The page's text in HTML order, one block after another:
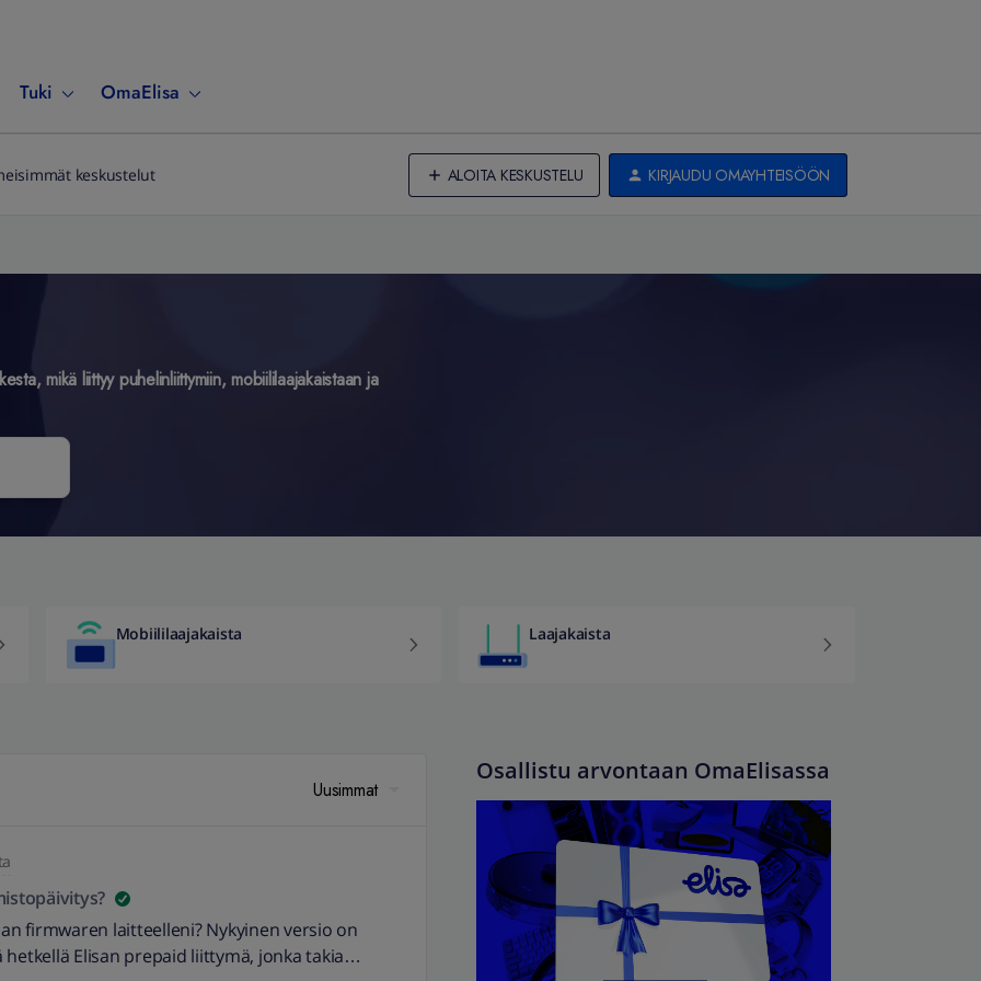
Tuki OmaElisa
keskustelut ALOITA KESKUSTELU KIRJAUDU OMAYHTEISÖÖN
mikä liittyy puhelinliittymiin, mobiililaajakaistaan ja
Mobiililaajakaista Laajakaista
Uusimmat
firmwaren laitteelleni? Nykyinen versio on
hetkellä Elisan prepaid liittymä, jonka takia
Osallistu arvontaan OmaElisassa